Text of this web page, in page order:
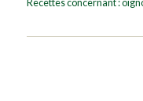
Recettes concernant :